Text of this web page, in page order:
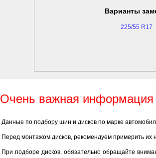
Варианты
225/55 R17
Очень важная информация
Данные по подбору шин и дисков по марке
Перед монтажом дисков, рекомендуем примерить
При подборе дисков, обязательно обращайте